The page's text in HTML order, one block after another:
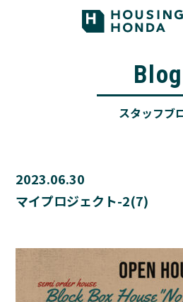
Blog
スタッフブ
2023.06.30
マイプロジェクト-2(7)